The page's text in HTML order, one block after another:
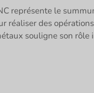
représente le
réaliser des
souligne son